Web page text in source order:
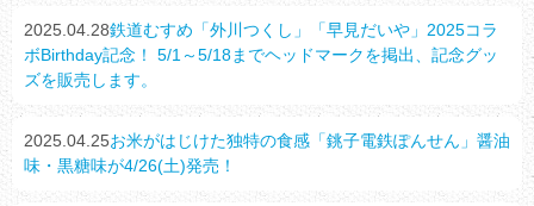
2025.04.28鉄道むすめ「外川つくし」「早見だいや」2025コラ
ボBirthday記念！ 5/1～5/18までヘッドマークを掲出、記念グッ
ズを販売します。
2025.04.25お米がはじけた独特の食感「銚子電鉄ぽんせん」醤油
味・黒糖味が4/26(土)発売！